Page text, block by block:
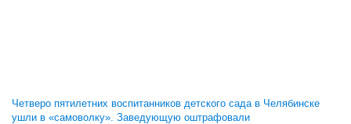
Четверо пятилетних воспитанников детского сада в Челябинске
ушли в «самоволку». Заведующую оштрафовали